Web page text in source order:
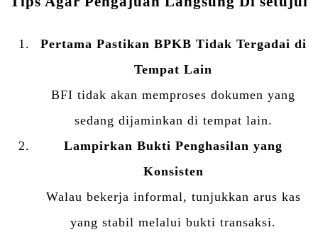
Pertama Pastikan BPKB Tidak Tergadai di
Tempat Lain
BFI tidak akan memproses dokumen yang
sedang dijaminkan di tempat lain.
Lampirkan Bukti Penghasilan yang
Konsisten
Walau bekerja informal, tunjukkan arus kas
yang stabil melalui bukti transaksi.